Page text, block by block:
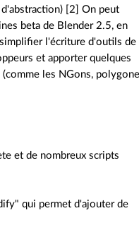
[2] On peut
beta de Blender 2.5, en
l'écriture d'outils de
et apporter quelques
les NGons,
et de nombreux scripts
qui permet d'ajouter de